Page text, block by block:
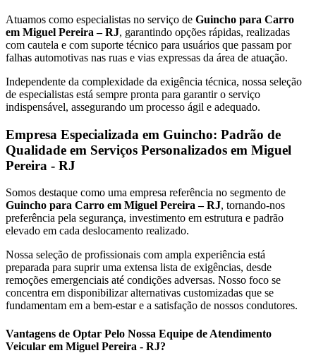
Atuamos como especialistas no serviço de Guincho para Carro
em Miguel Pereira – RJ, garantindo opções rápidas, realizadas
com cautela e com suporte técnico para usuários que passam por
falhas automotivas nas ruas e vias expressas da área de atuação.
Independente da complexidade da exigência técnica, nossa seleção
de especialistas está sempre pronta para garantir o serviço
indispensável, assegurando um processo ágil e adequado.
Empresa Especializada em Guincho: Padrão de
Qualidade em Serviços Personalizados em Miguel
Pereira - RJ
Somos destaque como uma empresa referência no segmento de
Guincho para Carro em Miguel Pereira – RJ, tornando-nos
preferência pela segurança, investimento em estrutura e padrão
elevado em cada deslocamento realizado.
Nossa seleção de profissionais com ampla experiência está
preparada para suprir uma extensa lista de exigências, desde
remoções emergenciais até condições adversas. Nosso foco se
concentra em disponibilizar alternativas customizadas que se
fundamentam em a bem-estar e a satisfação de nossos condutores.
Vantagens de Optar Pelo Nossa Equipe de Atendimento
Veicular em Miguel Pereira - RJ?